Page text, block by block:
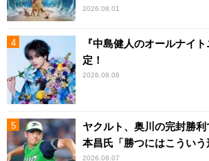
2026.08.01
『中島健人のオールナイ
定！
2026.08.08
ヤクルト、奥川の完封勝
本昌氏「勝つにはこういう
2026.08.07